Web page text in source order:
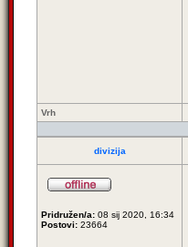
Vrh
divizija
Pridružen/a: 08 sij 2020, 16:34
Postovi: 23664